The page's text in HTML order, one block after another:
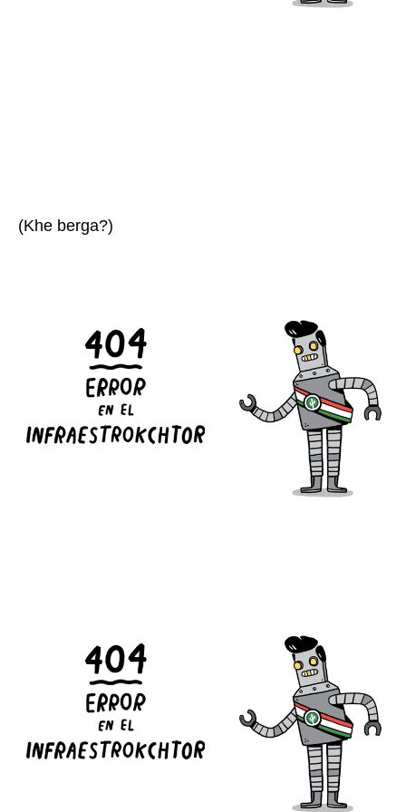
(Khe berga?)